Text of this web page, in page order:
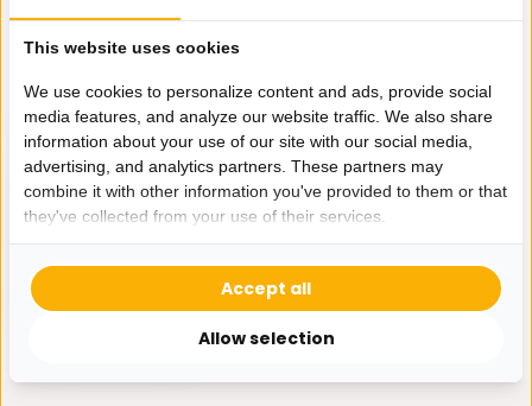
Delen
Eerder bekeken door jou
Rabia afwasrek
37,95
This website uses cookies
We use cookies to personalize content and ads, provide social
media features, and analyze our website traffic. We also share
information about your use of our site with our social media,
advertising, and analytics partners. These partners may
combine it with other information you've provided to them or that
they've collected from your use of their services.
Allow selection
Accept all